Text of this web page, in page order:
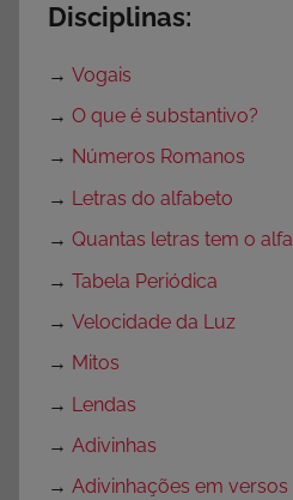
Disciplinas:
→ Vogais
→ O que é substantivo?
→ Números Romanos
→ Letras do alfabeto
→ Quantas letras tem o
→ Tabela Periódica
→ Velocidade da Luz
→ Mitos
→ Lendas
→ Adivinhas
→ Adivinhações em versos